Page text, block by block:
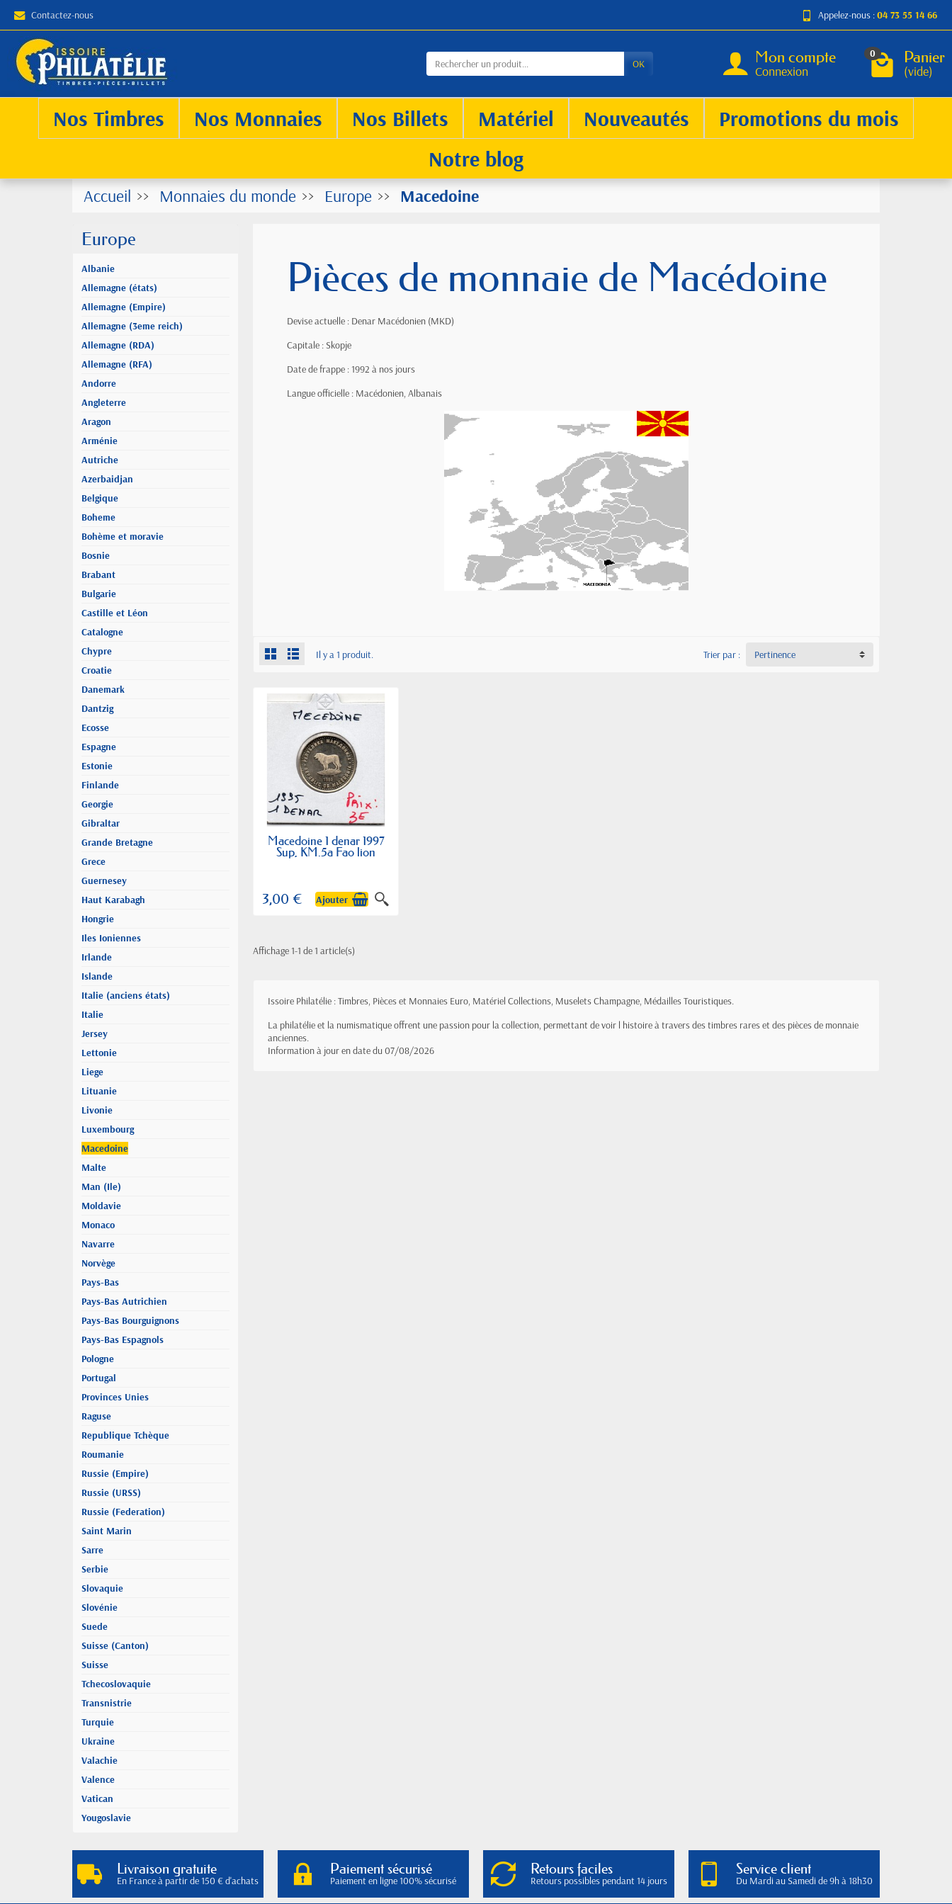
Contactez-nous Appelez-nous :04 73 55 14 66
OK Mon compte
Connexion
0 Panier
(vide)
Nos Timbres Nos Monnaies Nos Billets Matériel Nouveautés
Promotions du mois
Notre blog
Accueil Monnaies du monde Europe Macedoine
Europe
Albanie
Allemagne (états)
Allemagne (Empire)
Allemagne (3eme reich)
Allemagne (RDA)
Allemagne (RFA)
Andorre
Angleterre
Aragon
Arménie
Autriche
Azerbaidjan
Belgique
Boheme
Bohème et moravie
Bosnie
Brabant
Bulgarie
Castille et Léon
Catalogne
Chypre
Croatie
Danemark
Dantzig
Ecosse
Espagne
Estonie
Finlande
Georgie
Gibraltar
Grande Bretagne
Grece
Guernesey
Haut Karabagh
Hongrie
Iles Ioniennes
Irlande
Islande
Italie (anciens états)
Italie
Jersey
Lettonie
Liege
Lituanie
Livonie
Luxembourg
Macedoine
Malte
Man (Ile)
Moldavie
Monaco
Navarre
Norvège
Pays-Bas
Pays-Bas Autrichien
Pays-Bas Bourguignons
Pays-Bas Espagnols
Pologne
Portugal
Provinces Unies
Raguse
Republique Tchèque
Roumanie
Russie (Empire)
Russie (URSS)
Russie (Federation)
Saint Marin
Sarre
Serbie
Slovaquie
Slovénie
Suede
Suisse (Canton)
Suisse
Tchecoslovaquie
Transnistrie
Turquie
Ukraine
Valachie
Valence
Vatican
Yougoslavie
Pièces de monnaie de Macédoine
Devise actuelle : Denar Macédonien (MKD)
Capitale : Skopje
Date de frappe : 1992 à nos jours
Langue officielle : Macédonien, Albanais
Il y a 1 produit. Trier par : Pertinence
Macedoine 1 denar 1997
Sup, KM.5a Fao lion
3,00 € Ajouter
Affichage 1-1 de 1 article(s)
Issoire Philatélie : Timbres, Pièces et Monnaies Euro, Matériel Collections, Muselets Champagne, Médailles Touristiques.
La philatélie et la numismatique offrent une passion pour la collection, permettant de voir l histoire à travers des timbres rares et des pièces de monnaie
anciennes.
Information à jour en date du 07/08/2026
Livraison gratuite
En France à partir de 150 € d'achats
Paiement sécurisé
Paiement en ligne 100% sécurisé
Retours faciles
Retours possibles pendant 14 jours
Service client
Du Mardi au Samedi de 9h à 18h30